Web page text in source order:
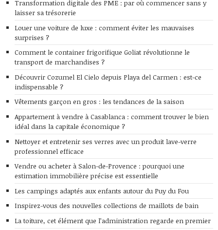
Transformation digitale des PME : par où commencer sans y
laisser sa trésorerie
Louer une voiture de luxe : comment éviter les mauvaises
surprises ?
Comment le container frigorifique Goliat révolutionne le
transport de marchandises ?
Découvrir Cozumel El Cielo depuis Playa del Carmen : est-ce
indispensable ?
Vêtements garçon en gros : les tendances de la saison
Appartement à vendre à Casablanca : comment trouver le bien
idéal dans la capitale économique ?
Nettoyer et entretenir ses verres avec un produit lave-verre
professionnel efficace
Vendre ou acheter à Salon-de-Provence : pourquoi une
estimation immobilière précise est essentielle
Les campings adaptés aux enfants autour du Puy du Fou
Inspirez-vous des nouvelles collections de maillots de bain
La toiture, cet élément que l’administration regarde en premier